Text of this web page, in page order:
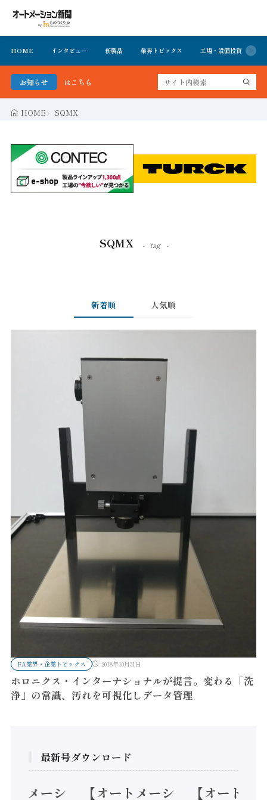
HOME インタビュー 新製品 業界トピックス 工場・設備投資
お知らせ
公開中 詳細はこちら
HOME SQMX
SQMX tag
新着順 人気順
FA業界・企業トピックス 2018年10月31日
ホロニクス・インターナショナルが提言。変わる「洗
浄」の常識、汚れを可視化しデータ管理
最新号ダウンロード
トメーシ
【オートメーシ
【オートメ